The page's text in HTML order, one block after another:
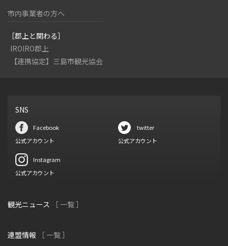
市内事業者の方へ
［郡上と関わる］
IROIRO郡上
【連携協定】三島市観光協会
SNS
Facebook
公式アカウント
twitter
公式アカウント
Instagram
公式アカウント
観光ニュース ［ 一覧 ］
連盟情報 ［ 一覧 ］